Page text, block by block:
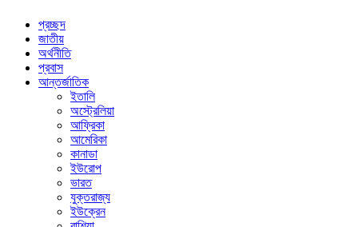
প্রচ্ছদ
জাতীয়
অর্থনীতি
প্রবাস
আন্তর্জাতিক
ইতালি
অস্ট্রেলিয়া
আফ্রিকা
আমেরিকা
কানাডা
ইউরোপ
ভারত
যুক্তরাজ্য
ইউক্রেন